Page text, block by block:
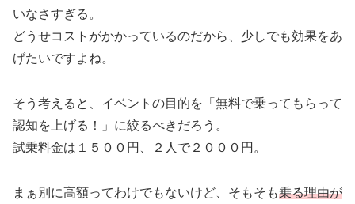
いなさすぎる。
どうせコストがかかっているのだから、少しでも効果をあ
げたいですよね。
そう考えると、イベントの目的を「無料で乗ってもらって
認知を上げる！」に絞るべきだろう。
試乗料金は１５００円、２人で２０００円。
まぁ別に高額ってわけでもないけど、そもそも乗る理由が